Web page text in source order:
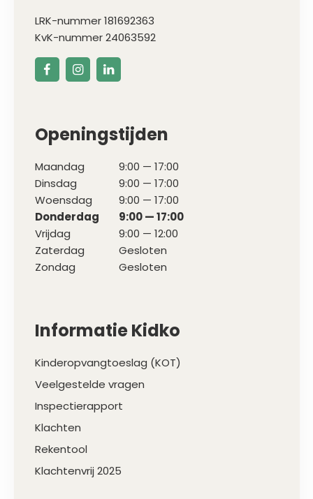
LRK-nummer 181692363
KvK-nummer 24063592
Openingstijden
Maandag
9:00 — 17:00
Dinsdag
9:00 — 17:00
Woensdag
9:00 — 17:00
Donderdag
9:00 — 17:00
Vrijdag
9:00 — 12:00
Zaterdag
Gesloten
Zondag
Gesloten
Informatie Kidko
Kinderopvangtoeslag (KOT)
Veelgestelde vragen
Inspectierapport
Klachten
Rekentool
Klachtenvrij 2025